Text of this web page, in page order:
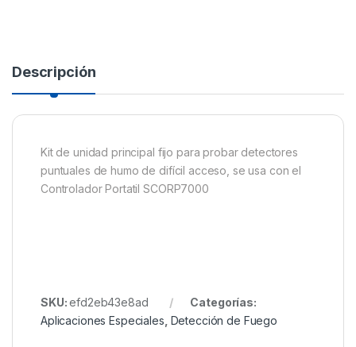
Descripción
Kit de unidad principal fijo para probar detectores
puntuales de humo de difícil acceso, se usa con el
Controlador Portatil SCORP7000
SKU:efd2eb43e8ad
Categorías:
Aplicaciones Especiales Detección de Fuego